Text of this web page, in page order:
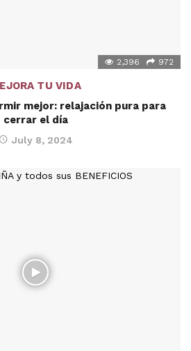
2,396 972
TU VIDA
mejor: relajación pura para
cerrar el día
July 8, 2024